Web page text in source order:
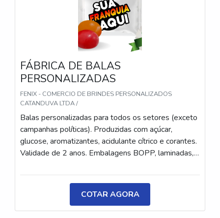
FÁBRICA DE BALAS
PERSONALIZADAS
FENIX - COMERCIO DE BRINDES PERSONALIZADOS
CATANDUVA LTDA /
Balas personalizadas para todos os setores (exceto
campanhas políticas). Produzidas com açúcar,
glucose, aromatizantes, acidulante cítrico e corantes.
Validade de 2 anos. Embalagens BOPP, laminadas,
ou P&B em alta qualidade, tinta atóxica. Medida: 5 ×
diferentes tipos (balas, gomas, chicletes, recheadas
e pastilhas). Produto sem glúten.
COTAR AGORA